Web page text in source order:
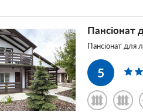
Пансіонат
Пансіонат для
5